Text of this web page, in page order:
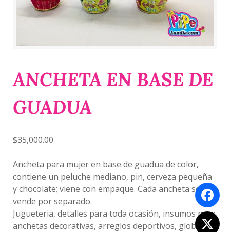
ANCHETA EN BASE DE
GUADUA
$35,000.00
Ancheta para mujer en base de guadua de color,
contiene un peluche mediano, pin, cerveza pequeña
y chocolate; viene con empaque. Cada ancheta se
vende por separado.
Jugueteria, detalles para toda ocasión, insumos para
anchetas decorativas, arreglos deportivos, globos